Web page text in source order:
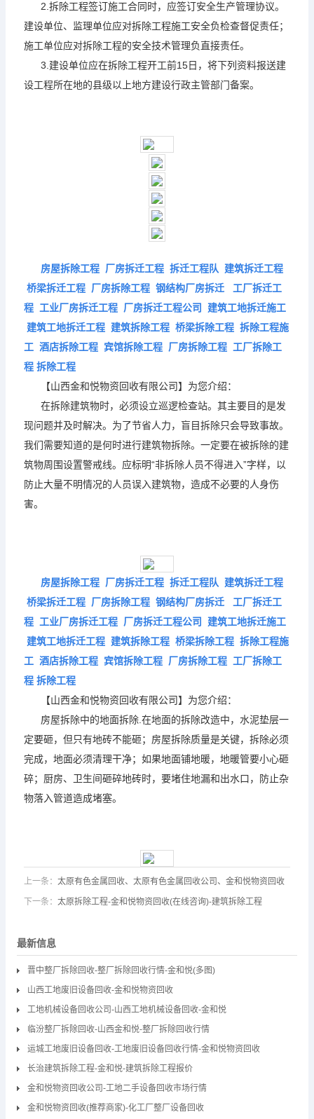
2.拆除工程签订施工合同时，应签订安全生产管理协议。
建设单位、监理单位应对拆除工程施工安全负检查督促责任；
施工单位应对拆除工程的安全技术管理负直接责任。
3.建设单位应在拆除工程开工前15日，将下列资料报送建
设工程所在地的县级以上地方建设行政主管部门备案。
房屋拆除工程 厂房拆迁工程 拆迁工程队 建筑拆迁工程
桥梁拆迁工程 厂房拆除工程 钢结构厂房拆迁 工厂拆迁工
程 工业厂房拆迁工程 厂房拆迁工程公司 建筑工地拆迁施工
建筑工地拆迁工程 建筑拆除工程 桥梁拆除工程 拆除工程施
工 酒店拆除工程 宾馆拆除工程 厂房拆除工程 工厂拆除工
程 拆除工程
【山西金和悦物资回收有限公司】为您介绍：
在拆除建筑物时，必须设立巡逻检查站。其主要目的是发
现问题并及时解决。为了节省人力，盲目拆除只会导致事故。
我们需要知道的是何时进行建筑物拆除。一定要在被拆除的建
筑物周围设置警戒线。应标明“非拆除人员不得进入”字样，以
防止大量不明情况的人员误入建筑物，造成不必要的人身伤
害。
房屋拆除工程 厂房拆迁工程 拆迁工程队 建筑拆迁工程
桥梁拆迁工程 厂房拆除工程 钢结构厂房拆迁 工厂拆迁工
程 工业厂房拆迁工程 厂房拆迁工程公司 建筑工地拆迁施工
建筑工地拆迁工程 建筑拆除工程 桥梁拆除工程 拆除工程施
工 酒店拆除工程 宾馆拆除工程 厂房拆除工程 工厂拆除工
程 拆除工程
【山西金和悦物资回收有限公司】为您介绍：
房屋拆除中的地面拆除.在地面的拆除改造中，水泥垫层一
定要砸，但只有地砖不能砸；房屋拆除质量是关键，拆除必须
完成，地面必须清理干净；如果地面铺地暖，地暖管要小心砸
碎；厨房、卫生间砸碎地砖时，要堵住地漏和出水口，防止杂
物落入管道造成堵塞。
上一条： 太原有色金属回收、太原有色金属回收公司、金和悦物资回收
下一条： 太原拆除工程-金和悦物资回收(在线咨询)-建筑拆除工程
最新信息
晋中整厂拆除回收-整厂拆除回收行情-金和悦(多图)
山西工地废旧设备回收-金和悦物资回收
工地机械设备回收公司-山西工地机械设备回收-金和悦
临汾整厂拆除回收-山西金和悦-整厂拆除回收行情
运城工地废旧设备回收-工地废旧设备回收行情-金和悦物资回收
长治建筑拆除工程-金和悦-建筑拆除工程报价
金和悦物资回收公司-工地二手设备回收市场行情
金和悦物资回收(推荐商家)-化工厂整厂设备回收